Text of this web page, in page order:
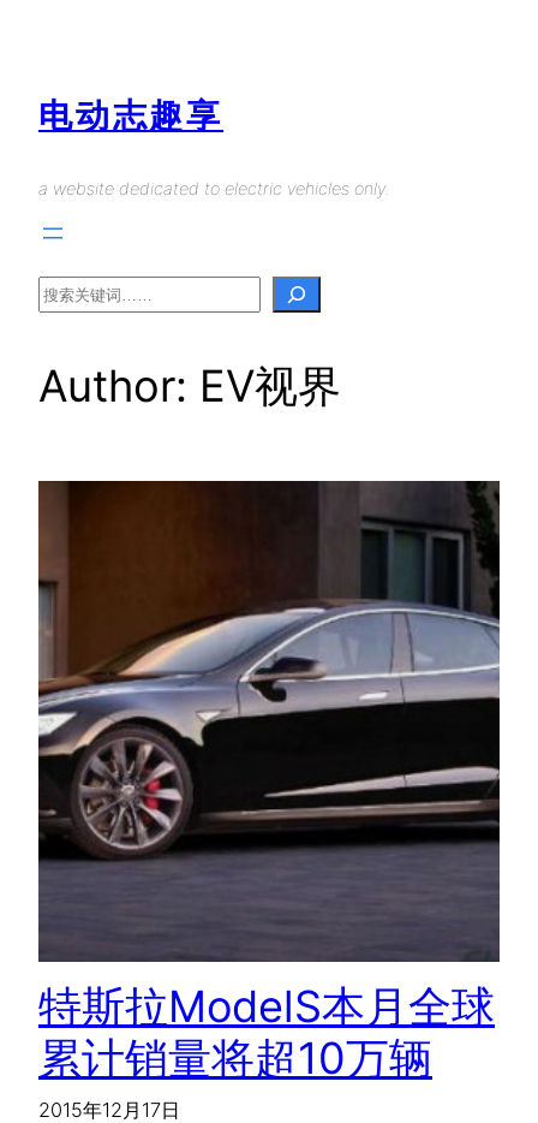
电动志趣享
a website dedicated to electric vehicles only.
Search
Author: EV视界
特斯拉ModelS本月全球
累计销量将超10万辆
2015年12月17日